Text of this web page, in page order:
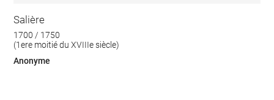
Salière
1700 / 1750
(1ere moitié du XVIIIe siècle)
Anonyme